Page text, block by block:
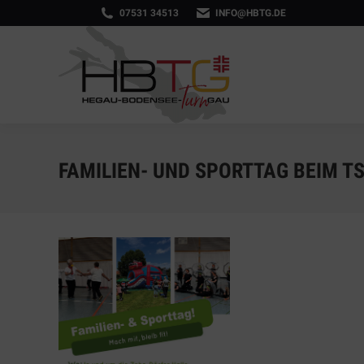
07531 34513 INFO@HBTG.DE
FAMILIEN- UND SPORTTAG BEIM